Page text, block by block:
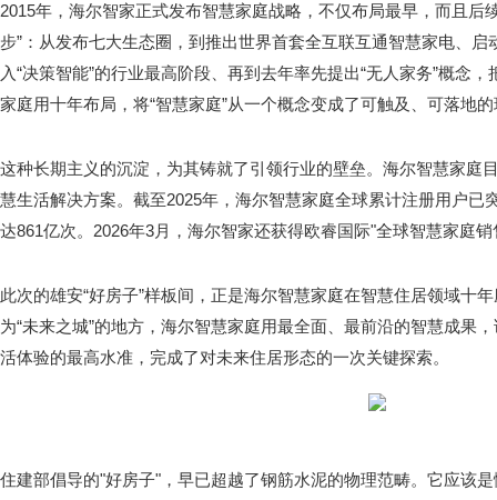
2015年，海尔智家正式发布智慧家庭战略，不仅布局最早，而且后
步”：从发布七大生态圈，到推出世界首套全互联互通智慧家电、
入“决策智能”的行业最高阶段、再到去年率先提出“无人家务”概念
家庭用十年布局，将“智慧家庭”从一个概念变成了可触及、可落地
这种长期主义的沉淀，为其铸就了引领行业的壁垒。海尔智慧家庭
慧生活解决方案。截至2025年，海尔智慧家庭全球累计注册用户已
达861亿次。2026年3月，海尔智家还获得欧睿国际"全球智慧家庭
此次的雄安“好房子”样板间，正是海尔智慧家庭在智慧住居领域十
为“未来之城”的地方，海尔智慧家庭用最全面、最前沿的智慧成果
活体验的最高水准，完成了对未来住居形态的一次关键探索。
住建部倡导的"好房子"，早已超越了钢筋水泥的物理范畴。它应该